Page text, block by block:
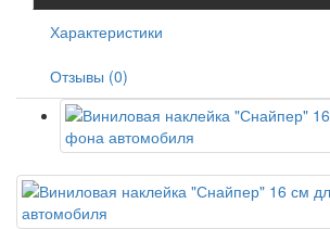
Характеристики
Отзывы (0)